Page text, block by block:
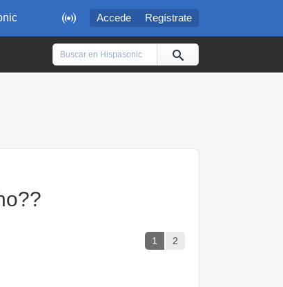
 Accede Regístrate
1 2